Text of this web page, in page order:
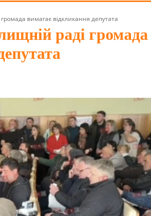
вимагає відкликання депутата
раді громада